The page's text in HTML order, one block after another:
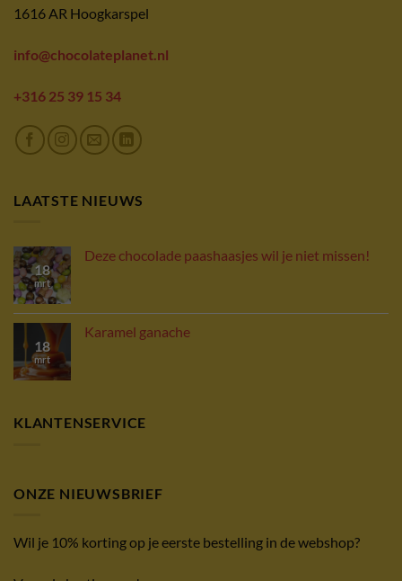
1616 AR Hoogkarspel
info@chocolateplanet.nl
+316 25 39 15 34
LAATSTE NIEUWS
18
mrt
Deze chocolade paashaasjes wil je niet missen!
18
mrt
Karamel ganache
KLANTENSERVICE
ONZE NIEUWSBRIEF
Wil je 10% korting op je eerste bestelling in de webshop?